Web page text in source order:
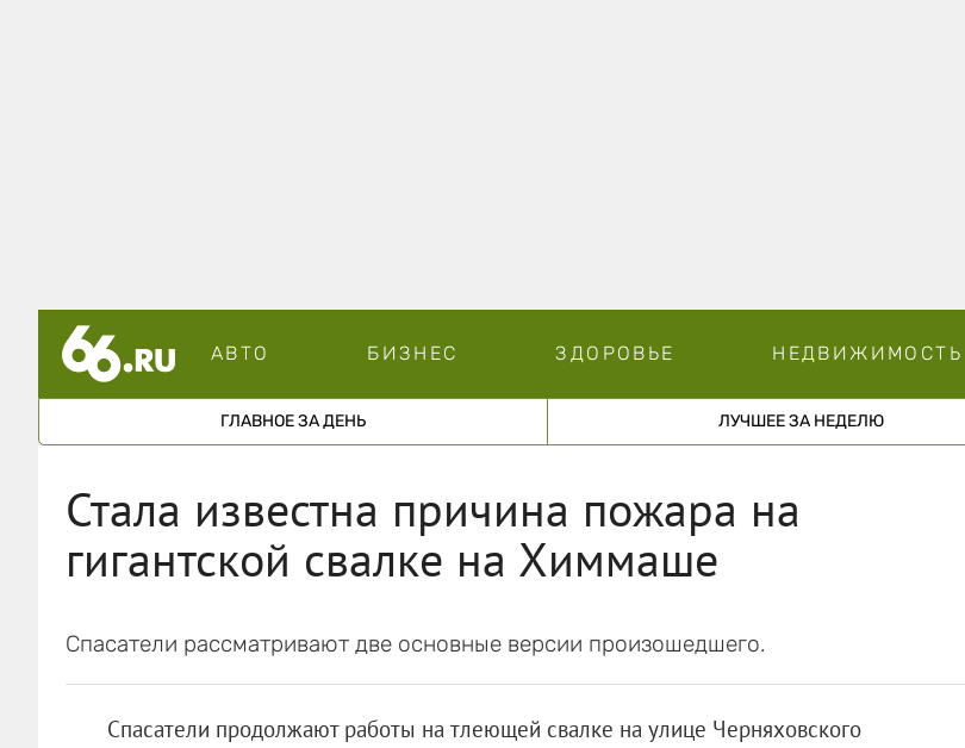
АВТО БИЗНЕС ЗДОРОВЬЕ НЕДВИЖИМОСТЬ
ГЛАВНОЕ ЗА ДЕНЬ ЛУЧШЕЕ ЗА НЕДЕЛЮ
Стала известна причина пожара на
гигантской свалке на Химмаше
Спасатели рассматривают две основные версии произошедшего.
Спасатели продолжают работы на тлеющей свалке на улице Черняховского